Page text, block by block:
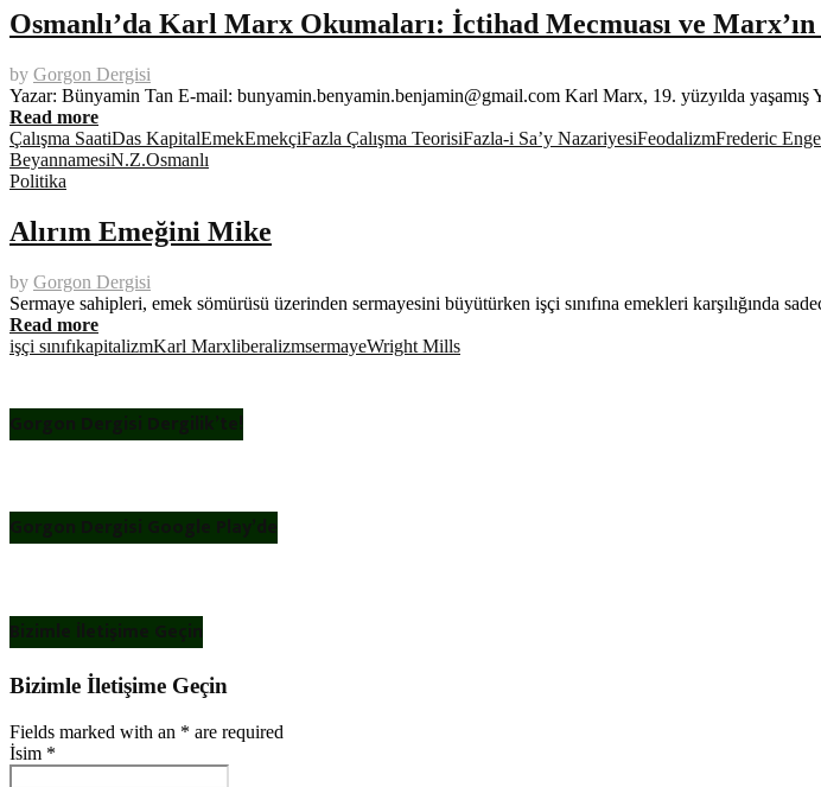
Osmanlı’da Karl Marx Okumaları: İctihad Mecmuası ve
by Gorgon Dergisi
Yazar: Bünyamin Tan E-mail: bunyamin.benyamin.benjamin@gmail.com Karl Marx, 19. yüzyılda yaşamış
Read more
Çalışma SaatiDas KapitalEmekEmekçiFazla Çalışma TeorisiFazla-i Sa’y NazariyesiFeodalizmFrederic
BeyannamesiN.Z.Osmanlı
Politika
Alırım Emeğini Mike
by Gorgon Dergisi
Sermaye sahipleri, emek sömürüsü üzerinden sermayesini büyütürken işçi sınıfına emekleri karşılığında
Read more
işçi sınıfıkapitalizmKarl MarxliberalizmsermayeWright Mills
Gorgon Dergisi Dergilik’te!
Gorgon Dergisi Google Play’de
Bizimle İletişime Geçin
Bizimle İletişime Geçin
Fields marked with an * are required
İsim *